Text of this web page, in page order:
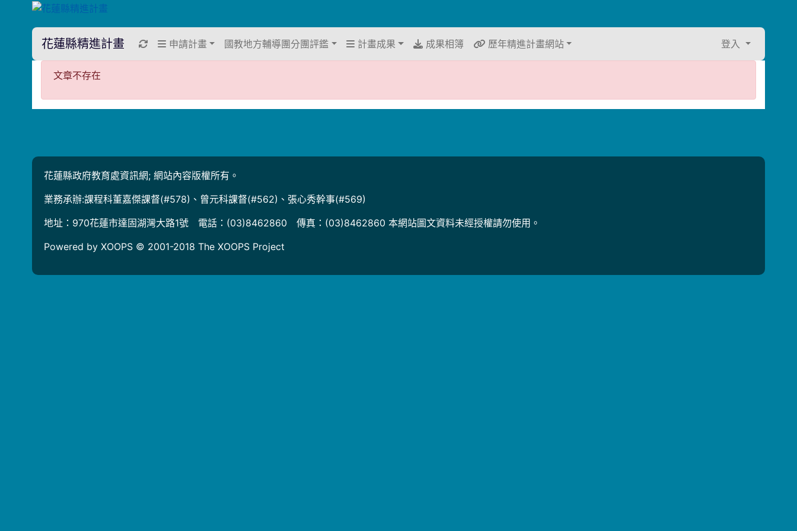
花蓮縣精進計畫 重新取得佈景設定
申請計畫 國教地方輔導團分團評鑑 計畫成果 成果相簿 歷年精進計畫網站 登入
文章不存在
文章不存在
花蓮縣政府教育處資訊網; 網站內容版權所有。
業務承辦:課程科董嘉傑課督(#578)、曾元科課督(#562)、張心秀幹事(#569)
地址：970花蓮市達固湖灣大路1號 電話：(03)8462860 傳真：(03)8462860 本網站圖文資料未經授權請勿使用。
Powered by XOOPS © 2001-2018 The XOOPS Project